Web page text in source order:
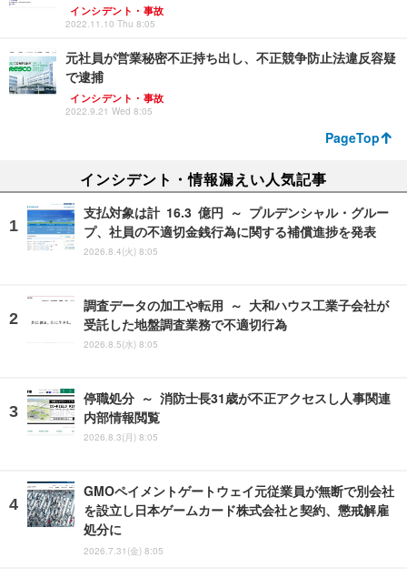
インシデント・事故
2022.11.10 Thu 8:05
元社員が営業秘密不正持ち出し、不正競争防止法違反容疑
で逮捕
インシデント・事故
2022.9.21 Wed 8:05
PageTop
インシデント・情報漏えい人気記事
支払対象は計 16.3 億円 ～ プルデンシャル・グルー
プ、社員の不適切金銭行為に関する補償進捗を発表
2026.8.4(火) 8:05
調査データの加工や転用 ～ 大和ハウス工業子会社が
受託した地盤調査業務で不適切行為
2026.8.5(水) 8:05
停職処分 ～ 消防士長31歳が不正アクセスし人事関連
内部情報閲覧
2026.8.3(月) 8:05
GMOペイメントゲートウェイ元従業員が無断で別会社
を設立し日本ゲームカード株式会社と契約、懲戒解雇
処分に
2026.7.31(金) 8:05